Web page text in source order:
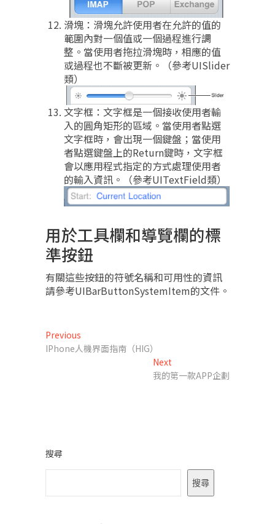
滑塊：滑塊允許使用者在允許的值的
範圍內對一個值或一個過程進行調
整。當使用者拖拉滑塊時，相應的值
或過程也不斷被更新。（參考UISlider
類）
文字框：文字框是一個接收使用者輸
入的圓角矩形的區域。當使用者點選
文字框時，會出現一個鍵盤；當使用
者點選鍵盤上的Return鍵時，文字框
會以應用程式指定的方式處理使用者
的輸入資訊。（參考UITextField類）
用於工具欄和導覽欄的標
準按鈕
有關這些按鈕的符號名稱和可用性的資訊
請參考UIBarButtonSystemItem的文件。
文
章
Previous
post:
IPhone人機界面指南（HIG）
Next
post:
我的第一款APP企劃
搜尋
搜尋